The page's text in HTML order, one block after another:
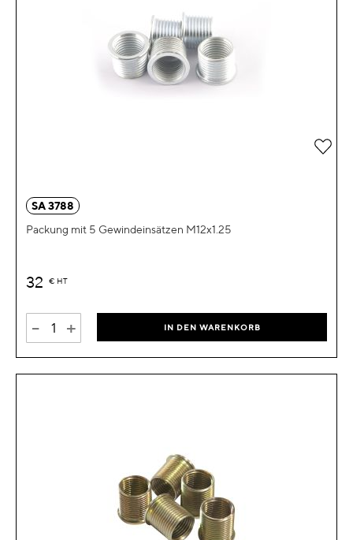
SA 3788
Packung mit 5 Gewindeinsätzen M12x1.25
32 € HT
- + IN DEN WARENKORB
Zur